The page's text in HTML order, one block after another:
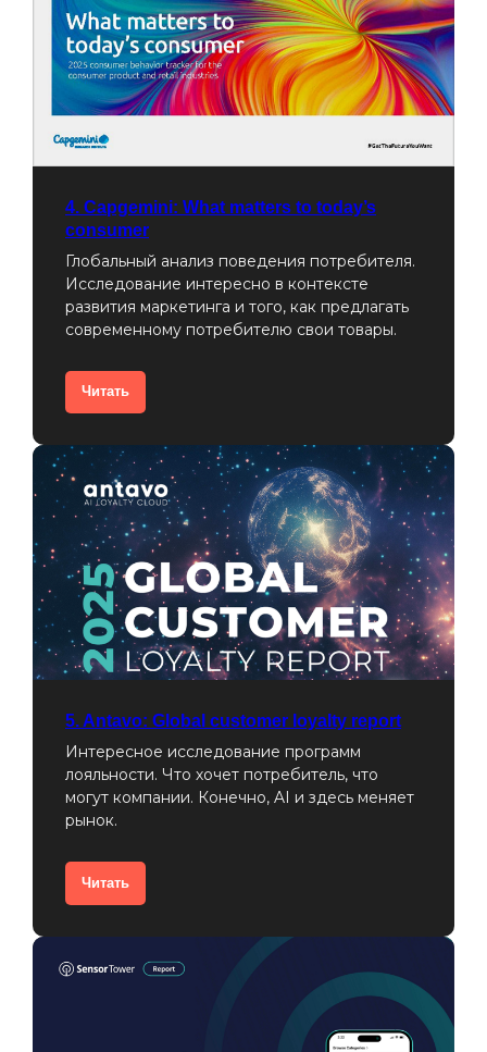
4. Capgemini: What matters to today’s
consumer
Глобальный анализ поведения потребителя.
Исследование интересно в контексте
развития маркетинга и того, как предлагать
современному потребителю свои товары.
Читать
5. Antavo: Global customer loyalty report
Интересное исследование программ
лояльности. Что хочет потребитель, что
могут компании. Конечно, AI и здесь меняет
рынок.
Читать